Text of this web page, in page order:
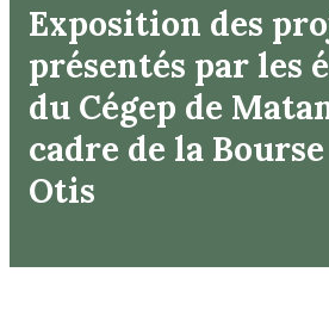
Exposition des
présentés par les
du Cégep de
cadre de la
Otis